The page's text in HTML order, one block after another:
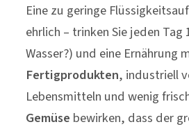
Eine zu geringe
ehrlich – trinken Sie jeden Tag
Wasser?) und eine Ernährung
Fertigprodukten, industriell
Lebensmitteln und wenig
Gemüse bewirken, dass der